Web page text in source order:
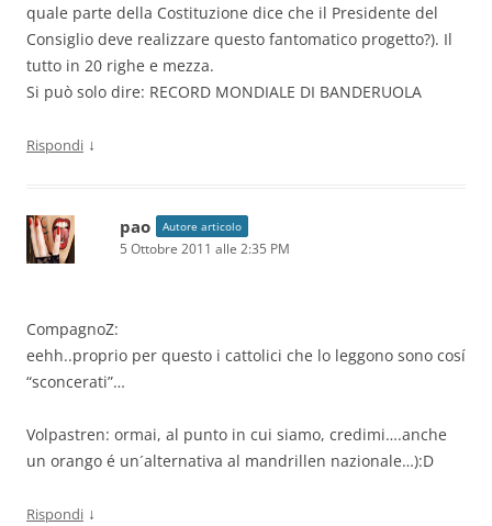
quale parte della Costituzione dice che il Presidente del
Consiglio deve realizzare questo fantomatico progetto?). Il
tutto in 20 righe e mezza.
Si può solo dire: RECORD MONDIALE DI BANDERUOLA
Rispondi ↓
pao Autore articolo
5 Ottobre 2011 alle 2:35 PM
CompagnoZ:
eehh..proprio per questo i cattolici che lo leggono sono cosí
“sconcerati”…
Volpastren: ormai, al punto in cui siamo, credimi….anche
un orango é un´alternativa al mandrillen nazionale…):D
Rispondi ↓